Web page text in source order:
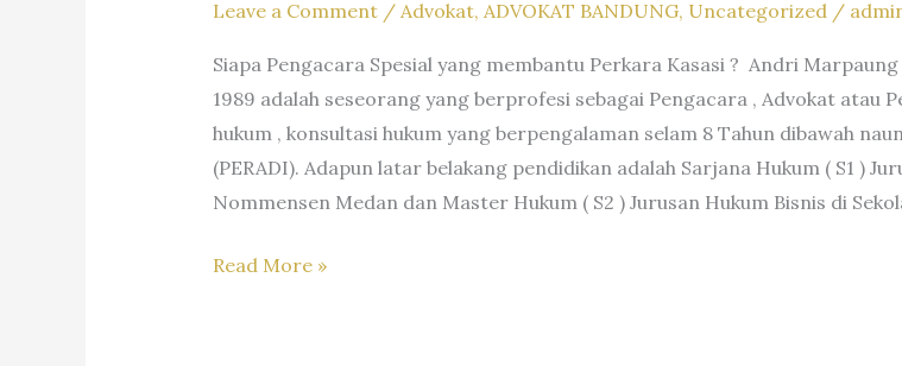
Supriatna.,
M.H.&
Leave a Comment / Advokat, ADVOKAT BANDUNG, Uncategorized/
Siapa Pengacara Spesial yang membantu Perkara Kasasi ? Andri
1989 adalah seseorang yang berprofesi sebagai Pengacara , Advokat atau
hukum , konsultasi hukum yang berpengalaman selam 8 Tahun dibawah
(PERADI). Adapun latar belakang pendidikan adalah Sarjana Hukum ( S1 )
Nommensen Medan dan Master Hukum ( S2 ) Jurusan Hukum Bisnis di
Pengacara
Read More »